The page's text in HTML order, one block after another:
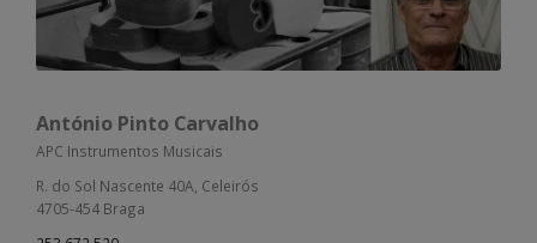
António Pinto Carvalho
APC Instrumentos Musicais
R. do Sol Nascente 40A, Celeirós
4705-454 Braga